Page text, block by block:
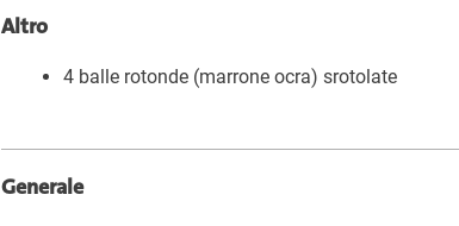
Altro
4 balle rotonde (marrone ocra) srotolate
Generale